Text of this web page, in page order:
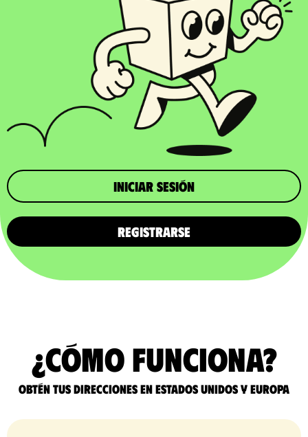
iniciar sesión
REGISTRARSE
¿Cómo funciona?
Obtén tus direcciones en Estados Unidos y Europa